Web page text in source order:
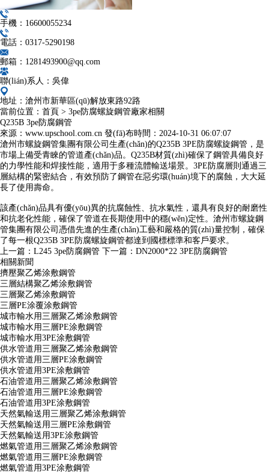
手機：16600055234
電話：0317-5290198
郵箱：1281493900@qq.com
聯(lián)系人：吳偉
地址：滄州市新華區(qū)解放東路92路
當前位置： 首頁 > 3pe防腐螺旋鋼管廠家相關
Q235B 3pe防腐鋼管
來源：www.upschool.com.cn 發(fā)布時間： 2024-10-31 06:07:07
滄州市螺旋鋼管集團有限公司生產(chǎn)的Q235B 3PE防腐螺旋鋼管，是
市場上備受青睞的管道產(chǎn)品。Q235B材質(zhì)確保了鋼管具備良好
的力學性能和焊接性能，適用于多種流體輸送場景。3PE防腐層則通過三
層結構的緊密結合，有效預防了鋼管在惡劣環(huán)境下的腐蝕，大大延
長了使用壽命。
該產(chǎn)品具有優(yōu)異的抗腐蝕性、抗水氣性，還具有良好的耐磨性
和抗老化性能，確保了管道在長期使用中的穩(wěn)定性。滄州市螺旋鋼
管集團有限公司憑借先進的生產(chǎn)工藝和嚴格的質(zhì)量控制，確保
了每一根Q235B 3PE防腐螺旋鋼管都達到國標標準和客戶要求。
上一篇： L245 3pe防腐鋼管 下一篇： DN2000*22 3PE防腐鋼管
相關新聞
擠壓聚乙烯涂敷鋼管
三層結構聚乙烯涂敷鋼管
三層聚乙烯涂敷鋼管
三層PE涂覆涂敷鋼管
城市輸水用三層聚乙烯涂敷鋼管
城市輸水用三層PE涂敷鋼管
城市輸水用3PE涂敷鋼管
供水管道用三層聚乙烯涂敷鋼管
供水管道用三層PE涂敷鋼管
供水管道用3PE涂敷鋼管
石油管道用三層聚乙烯涂敷鋼管
石油管道用三層PE涂敷鋼管
石油管道用3PE涂敷鋼管
天然氣輸送用三層聚乙烯涂敷鋼管
天然氣輸送用三層PE涂敷鋼管
天然氣輸送用3PE涂敷鋼管
燃氣管道用三層聚乙烯涂敷鋼管
燃氣管道用三層PE涂敷鋼管
燃氣管道用3PE涂敷鋼管